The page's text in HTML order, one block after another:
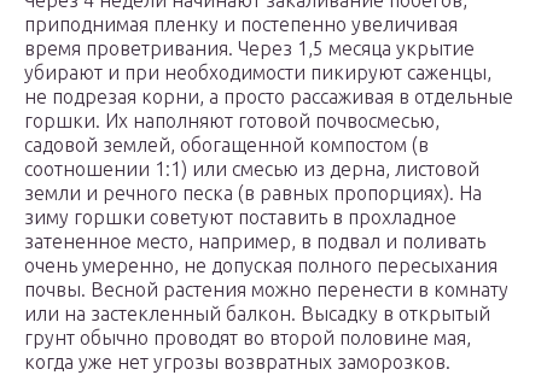
приподнимая пленку и постепенно увеличивая
время проветривания. Через 1,5 месяца укрытие
убирают и при необходимости пикируют саженцы,
не подрезая корни, а просто рассаживая в отдельные
горшки. Их наполняют готовой почвосмесью,
садовой землей, обогащенной компостом (в
соотношении 1:1) или смесью из дерна, листовой
земли и речного песка (в равных пропорциях). На
зиму горшки советуют поставить в прохладное
затененное место, например, в подвал и поливать
очень умеренно, не допуская полного пересыхания
почвы. Весной растения можно перенести в комнату
или на застекленный балкон. Высадку в открытый
грунт обычно проводят во второй половине мая,
когда уже нет угрозы возвратных заморозков.